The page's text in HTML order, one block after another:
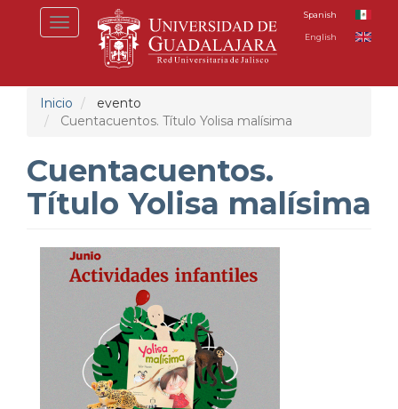
Toggle
navigation
Spanish
English
Inicio
evento
Cuentacuentos. Título Yolisa malísima
Cuentacuentos.
Título Yolisa malísima